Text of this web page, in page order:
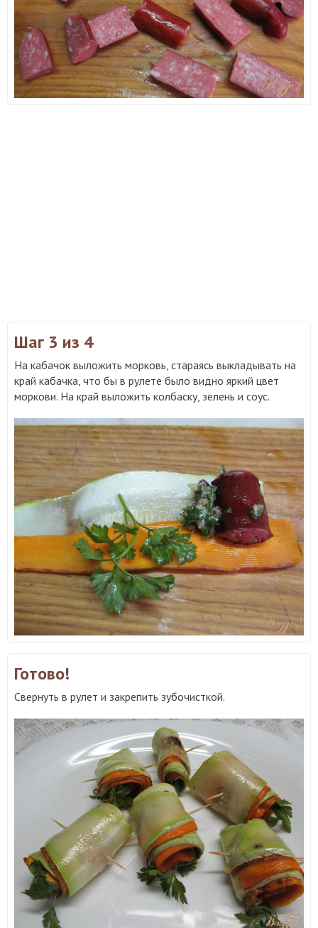
Шаг 3 из 4
На кабачок выложить морковь, стараясь выкладывать на
край кабачка, что бы в рулете было видно яркий цвет
моркови. На край выложить колбаску, зелень и соус.
Готово!
Свернуть в рулет и закрепить зубочисткой.